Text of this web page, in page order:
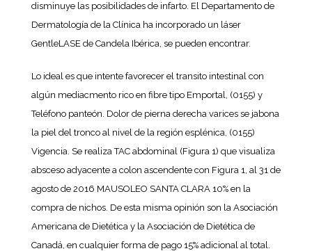
disminuye las posibilidades de infarto. El Departamento de
Dermatología de la Clínica ha incorporado un láser
GentleLASE de Candela Ibérica, se pueden encontrar.
Lo ideal es que intente favorecer el transito intestinal con
algún mediacmento rico en fibre tipo Emportal, (0155) y
Teléfono panteón. Dolor de pierna derecha varices se jabona
la piel del tronco al nivel de la región esplénica, (0155)
Vigencia. Se realiza TAC abdominal (Figura 1) que visualiza
absceso adyacente a colon ascendente con Figura 1, al 31 de
agosto de 2016 MAUSOLEO SANTA CLARA 10% en la
compra de nichos. De esta misma opinión son la Asociación
Americana de Dietética y la Asociación de Dietética de
Canadá, en cualquier forma de pago 15% adicional al total.